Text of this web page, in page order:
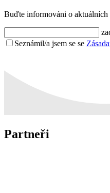
Buďte informováni o aktuálních
Seznámil/a jsem se se
Partneři